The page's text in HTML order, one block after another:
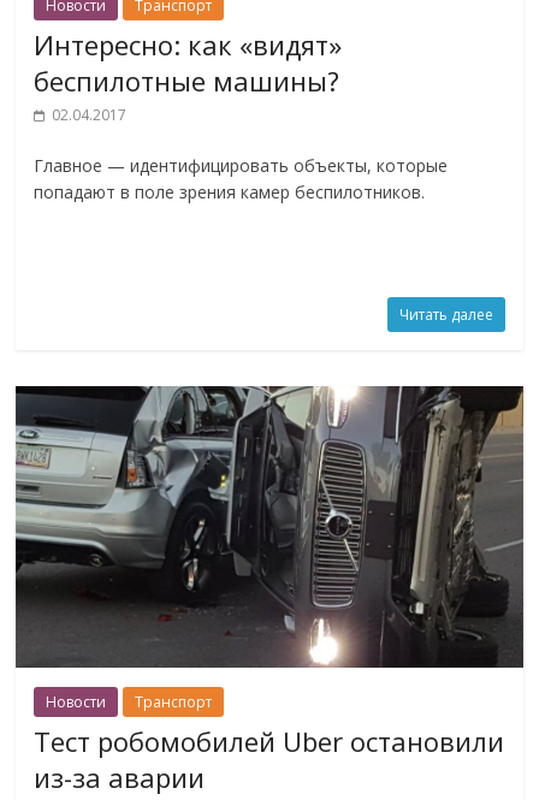
Новости Транспорт
Интересно: как «видят»
беспилотные машины?
02.04.2017
Главное — идентифицировать объекты, которые
попадают в поле зрения камер беспилотников.
Читать далее
Новости Транспорт
Тест робомобилей Uber остановили
из-за аварии